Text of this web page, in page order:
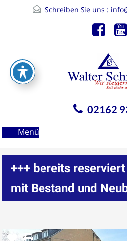
Schreiben Sie uns :
02162
Menü
+++ bereits
mit Bestand und